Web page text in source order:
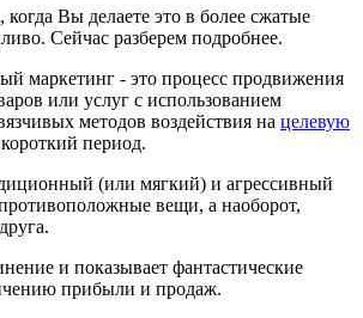
когда Вы делаете это в более сжатые
Сейчас разберем подробнее.
маркетинг - это процесс продвижения
или услуг с использованием
методов воздействия на целевую
период.
(или мягкий) и агрессивный
вещи, а наоборот,
и показывает фантастические
прибыли и продаж.